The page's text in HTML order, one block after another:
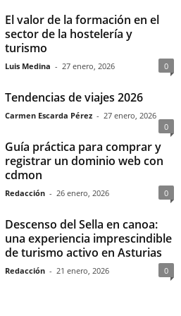
El valor de la formación en el
sector de la hostelería y
turismo
Luis Medina - 27 enero, 2026 0
Tendencias de viajes 2026
Carmen Escarda Pérez - 27 enero, 2026
0
Guía práctica para comprar y
registrar un dominio web con
cdmon
Redacción - 26 enero, 2026 0
Descenso del Sella en canoa:
una experiencia imprescindible
de turismo activo en Asturias
Redacción - 21 enero, 2026 0